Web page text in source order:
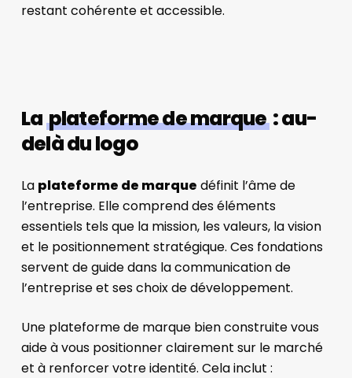
restant cohérente et accessible.
La plateforme de marque: au-
delà du logo
La plateforme de marque définit l’âme de
l’entreprise. Elle comprend des éléments
essentiels tels que la mission, les valeurs, la vision
et le positionnement stratégique. Ces fondations
servent de guide dans la communication de
l’entreprise et ses choix de développement.
Une plateforme de marque bien construite vous
aide à vous positionner clairement sur le marché
et à renforcer votre identité. Cela inclut :